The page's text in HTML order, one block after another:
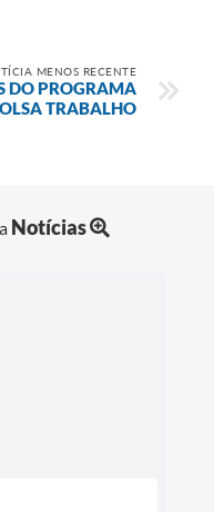
MENOS RECENTE
DO PROGRAMA
TRABALHO
Notícias